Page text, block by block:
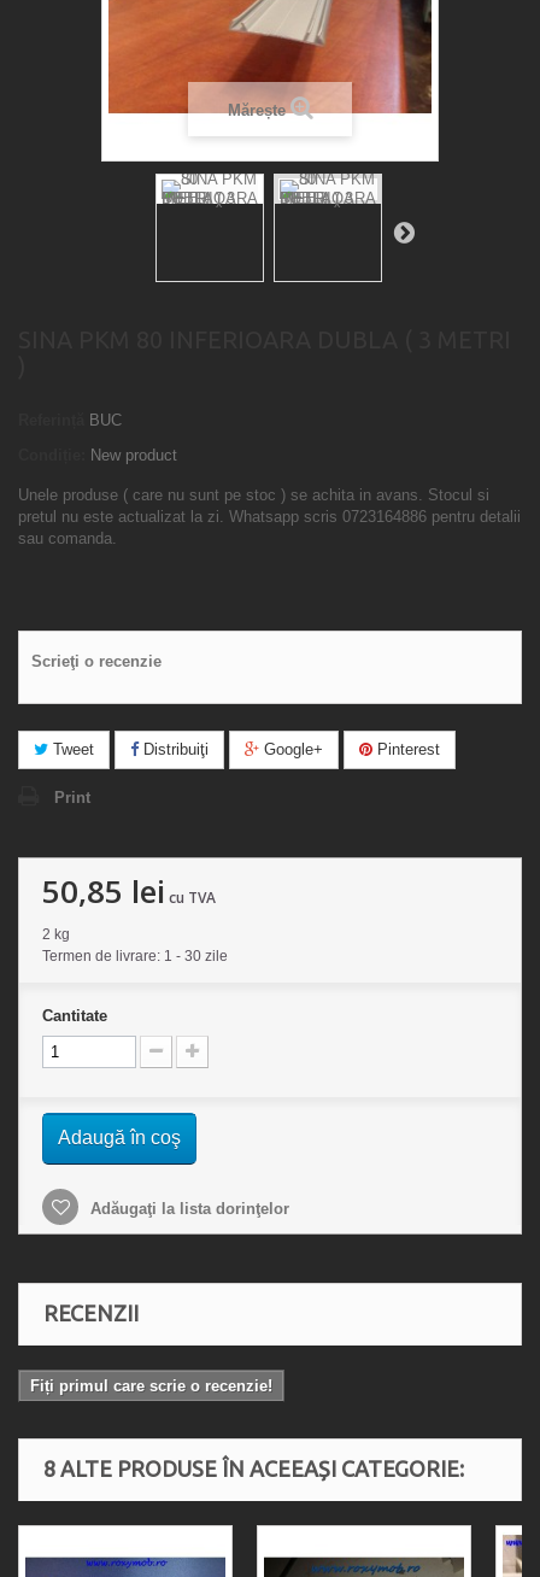
Mărește
BUC
New product
Unele produse ( care nu sunt pe stoc ) se achita in avans. Stocul si
pretul nu este actualizat la zi. Whatsapp scris 0723164886 pentru detalii
sau comanda.
Scrieţi o recenzie
Tweet Distribuiţi Google+ Pinterest
Print
50,85 lei cu TVA
2 kg
Termen de livrare: 1 - 30 zile
Cantitate
Adaugă în coş
Adăugaţi la lista dorinţelor
RECENZII
Fiți primul care scrie o recenzie!
8 ALTE PRODUSE ÎN ACEEAȘI CATEGORIE: